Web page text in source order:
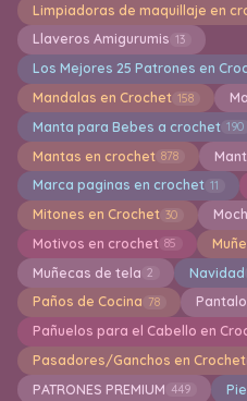
Limpiadoras de maquillaje en
Llaveros Amigurumis 13
Los Mejores 25 Patrones en
Mandalas en Crochet 158
Manta para Bebes a crochet 190
Mantas en crochet 878
Marca paginas en crochet 11
Mitones en Crochet 30
Motivos en crochet 85
Muñecas de tela 2 Navidad
Paños de Cocina 78
Pañuelos para el Cabello en
Pasadores/Ganchos en Crochet
PATRONES PREMIUM 449